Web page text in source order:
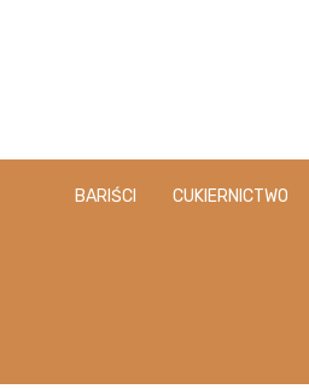
BARIŚCI CUKIERNICTWO